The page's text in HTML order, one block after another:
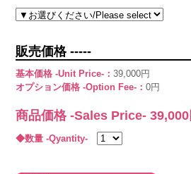
販売価格 -----
基本価格 -Unit Price-：39,000円
オプション価格 -Option Fee-：0円
商品価格 -Sales Price-39,000
◆数量 -Qyantity-